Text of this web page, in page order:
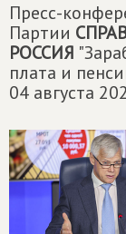
Пресс-
Партии
РОССИЯ
плата и
04 августа